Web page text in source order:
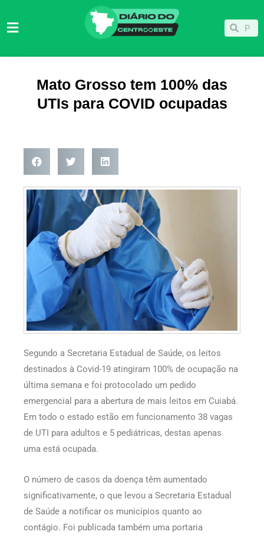
para
Pesquisar
Mato Grosso tem 100% das
UTIs para COVID ocupadas
Segundo a Secretaria Estadual de Saúde, os leitos
destinados à Covid-19 atingiram 100% de ocupação na
última semana e foi protocolado um pedido
emergencial para a abertura de mais leitos em Cuiabá.
Em todo o estado estão em funcionamento 38 vagas
de UTI para adultos e 5 pediátricas, destas apenas
uma está ocupada.
O número de casos da doença têm aumentado
significativamente, o que levou a Secretaria Estadual
de Saúde a notificar os municípios quanto ao
contágio. Foi publicada também uma portaria